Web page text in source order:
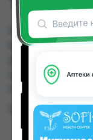
DIGGER-GEL
можно купить
26.00 TJS до
Цена: от
26.00